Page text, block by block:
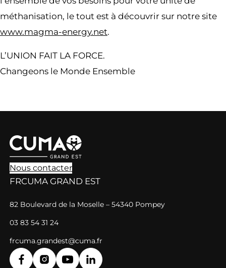
méthanisation, le tout est à découvrir sur notre site
www.magma-energy.net.
L’UNION FAIT LA FORCE.
Changeons le Monde Ensemble
Nous contacter
FRCUMA GRAND EST
82 Boulevard de la Moselle – 54340 Pompey
03 83 54 31 24
frcuma.grandest@cuma.fr